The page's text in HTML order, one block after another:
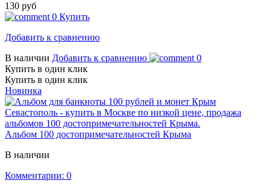
130 руб
0 Купить
Добавить к сравнению
В наличии Добавить к сравнению
0
Купить в один клик
Купить в один клик
Новинка
Альбом 100 достопримечательностей Крыма
В наличии
Комментарии: 0